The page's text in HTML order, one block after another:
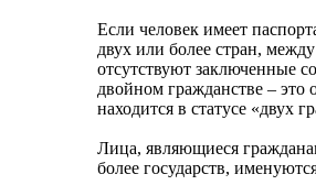
Если человек имеет
двух или более стран,
отсутствуют заключенные
двойном гражданстве – это
находится в статусе «двух
Лица, являющиеся
более государств,